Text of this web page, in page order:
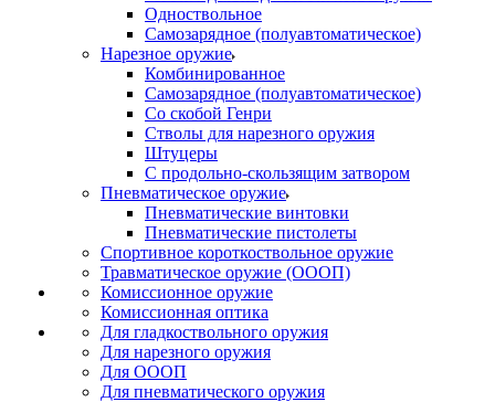
Одноствольное
Самозарядное (полуавтоматическое)
Нарезное оружие
Комбинированное
Самозарядное (полуавтоматическое)
Со скобой Генри
Стволы для нарезного оружия
Штуцеры
С продольно-скользящим затвором
Пневматическое оружие
Пневматические винтовки
Пневматические пистолеты
Спортивное короткоствольное оружие
Травматическое оружие (ОООП)
Комиссионное оружие
Комиссионная оптика
Для гладкоствольного оружия
Для нарезного оружия
Для ОООП
Для пневматического оружия